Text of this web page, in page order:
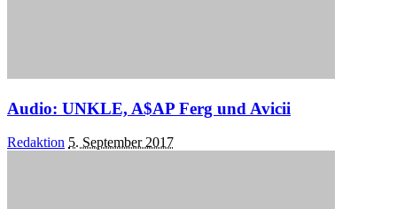
Audio: UNKLE, A$AP Ferg und Avicii
Posted
Redaktion 5. September 2017